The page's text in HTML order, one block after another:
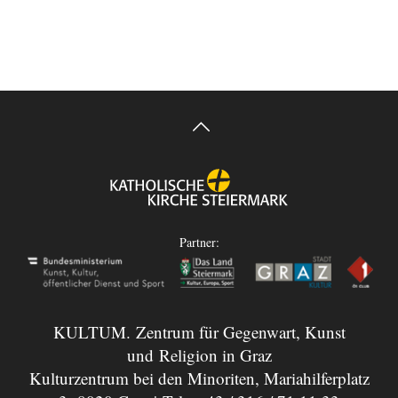
Partner:
KULTUM. Zentrum für Gegenwart, Kunst
und Religion in Graz
Kulturzentrum bei den Minoriten, Mariahilferplatz